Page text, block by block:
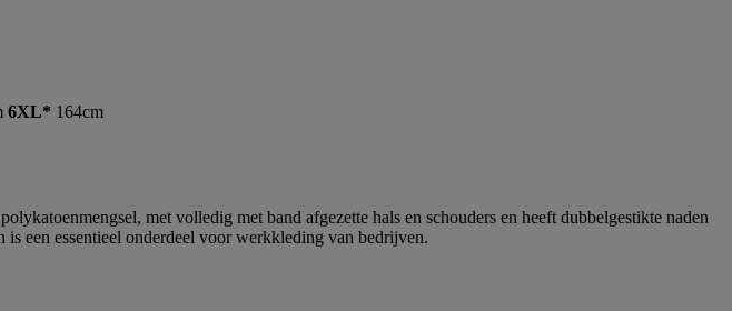
6XL* 164cm
met volledig met band afgezette hals en schouders en heeft dubbelgestikte naden
een essentieel onderdeel voor werkkleding van bedrijven.